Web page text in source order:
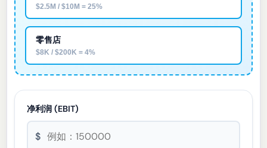
$2.5M / $10M = 25%
零售店
$8K / $200K = 4%
净利润 (EBIT)
$